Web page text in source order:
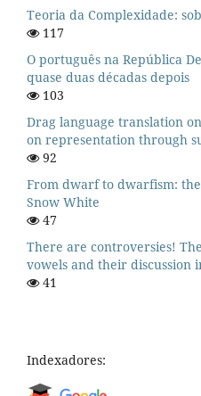
Teoria da Complexidade:
117
O português na República
quase duas décadas depois
103
Drag language translation
on representation through
92
From dwarf to dwarfism:
Snow White
47
There are controversies!
vowels and their discussion
41
Indexadores: